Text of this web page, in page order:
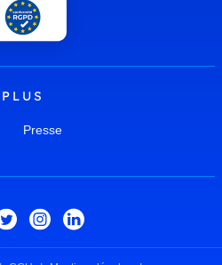
PLUS
Presse